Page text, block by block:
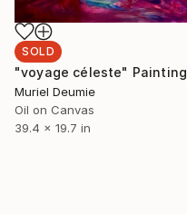
SOLD
"voyage céleste" Painting
Muriel Deumie
Oil on Canvas
39.4 x 19.7 in